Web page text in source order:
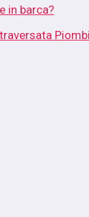
in barca?